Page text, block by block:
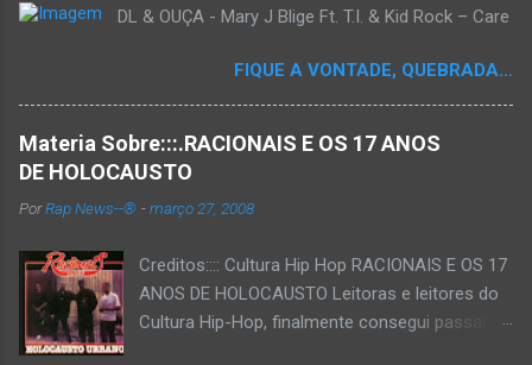
DL & OUÇA - Mary J Blige Ft. T.I. & Kid Rock – Care
FIQUE A VONTADE, QUEBRADA...
Materia Sobre:::.RACIONAIS E OS 17 ANOS
DE HOLOCAUSTO
PorRap News--® -março 27, 2008
Creditos:::: Cultura Hip Hop RACIONAIS E OS 17
ANOS DE HOLOCAUSTO Leitoras e leitores do
Cultura Hip-Hop, finalmente consegui passar